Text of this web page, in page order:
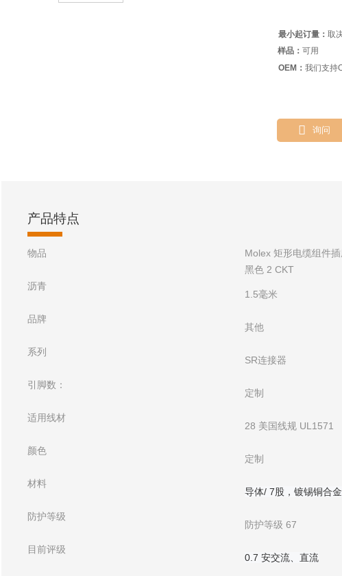
最小起订量： 取
样品：可用
OEM： 我们支持
 询问
产品特点
物品
Molex 矩形电缆组件
黑色 2 CKT
沥青
1.5毫米
品牌
其他
系列
SR连接器
引脚数：
定制
适用线材
28 美国线规 UL1571
颜色
定制
材料
导体/ 7股，镀锡铜合金
防护等级
防护等级 67
目前评级
0.7 安交流、直流